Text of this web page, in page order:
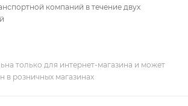
компаний в течение двух
только для интернет-магазина и может
в розничных магазинах